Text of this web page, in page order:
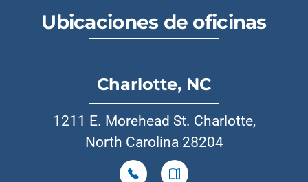
Ubicaciones de oficinas
Charlotte, NC
1211 E. Morehead St. Charlotte,
North Carolina 28204